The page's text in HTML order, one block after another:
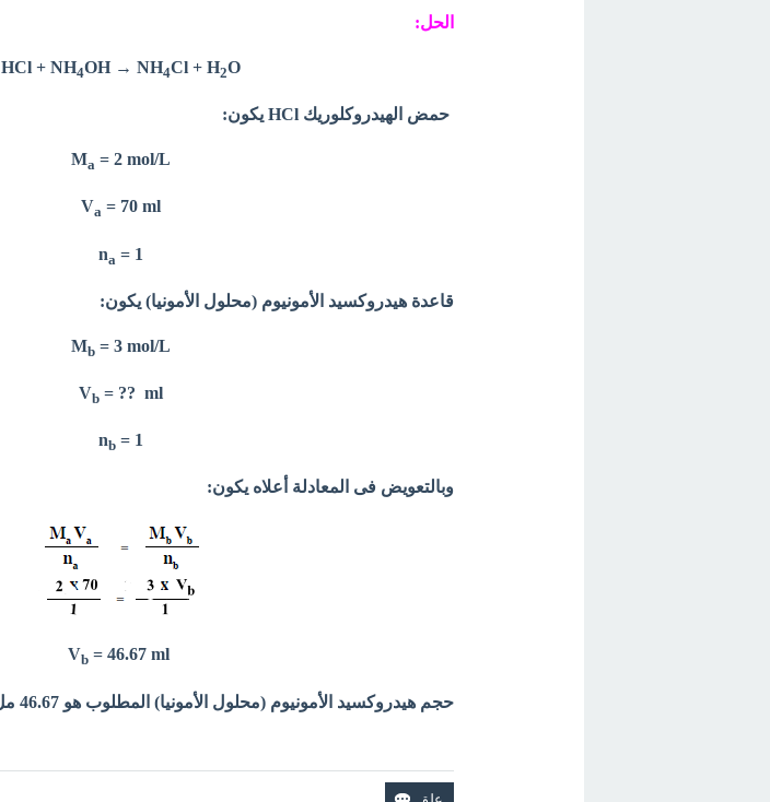
الحل:
HCl + NH4OH → NH4Cl + H2O
حمض الهيدروكلوريك HCl يكون:
a = 2 mol/L
Va = 70 ml
na = 1
قاعدة هيدروكسيد الأمونيوم (محلول الأمونيا) يكون:
b = 3 mol/L
Vb = ?? ml
nb = 1
وبالتعويض فى المعادلة أعلاه يكون:
V
b = 46.67ml
حجم هيدروكسيد الأمونيوم (محلول الأمونيا) المطلوب هو 46.67 مل.